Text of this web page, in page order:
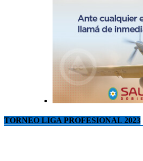
TORNEO LIGA PROFESIONAL 2023